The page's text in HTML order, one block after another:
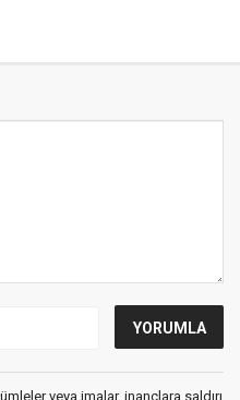
veya imalar, inançlara saldırı